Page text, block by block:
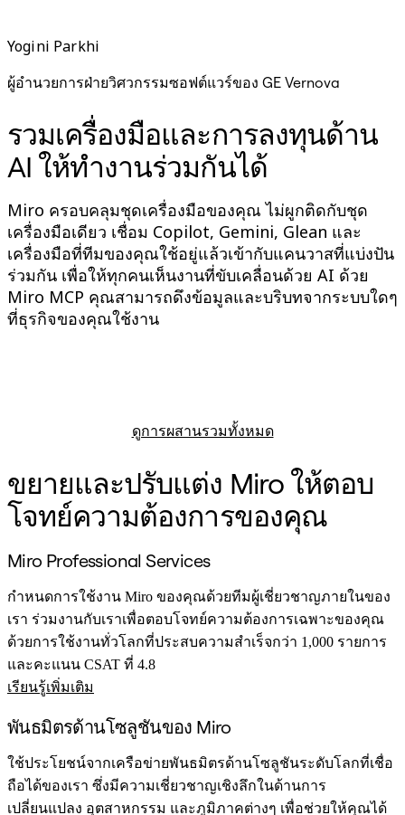
Yogini Parkhi
ผู้อำนวยการฝ่ายวิศวกรรมซอฟต์แวร์ของ GE Vernova
รวมเครื่องมือและการลงทุนด้าน
AI ให้ทำงานร่วมกันได้
Miro ครอบคลุมชุดเครื่องมือของคุณ ไม่ผูกติดกับชุด
เครื่องมือเดียว เชื่อม Copilot, Gemini, Glean และ
เครื่องมือที่ทีมของคุณใช้อยู่แล้วเข้ากับแคนวาสที่แบ่งปัน
ร่วมกัน เพื่อให้ทุกคนเห็นงานที่ขับเคลื่อนด้วย AI ด้วย
Miro MCP คุณสามารถดึงข้อมูลและบริบทจากระบบใดๆ
ที่ธุรกิจของคุณใช้งาน
ดูการผสานรวมทั้งหมด
ขยายและปรับแต่ง Miro ให้ตอบ
โจทย์ความต้องการของคุณ
Miro Professional Services
กำหนดการใช้งาน Miro ของคุณด้วยทีมผู้เชี่ยวชาญภายในของ
เรา ร่วมงานกับเราเพื่อตอบโจทย์ความต้องการเฉพาะของคุณ
ด้วยการใช้งานทั่วโลกที่ประสบความสำเร็จกว่า 1,000 รายการ
และคะแนน CSAT ที่ 4.8
เรียนรู้เพิ่มเติม
พันธมิตรด้านโซลูชันของ Miro
ใช้ประโยชน์จากเครือข่ายพันธมิตรด้านโซลูชันระดับโลกที่เชื่อ
ถือได้ของเรา ซึ่งมีความเชี่ยวชาญเชิงลึกในด้านการ
เปลี่ยนแปลง อุตสาหกรรม และภูมิภาคต่างๆ เพื่อช่วยให้คุณได้